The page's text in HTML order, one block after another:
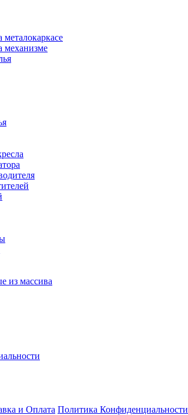
металокаркасе
механизме
из маcсива
и Оплата Политика Конфиденциальности